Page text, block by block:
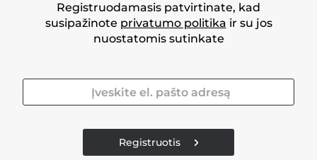
Registruodamasis patvirtinate, kad
susipažinote privatumo politika ir su jos
nuostatomis sutinkate
Registruotis